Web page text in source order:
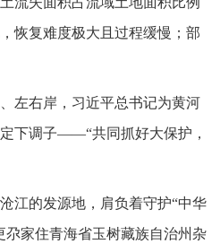
恢复难度极大且过程缓慢；部
左右岸，习近平总书记为黄河
下调子——“共同抓好大保护，
江的发源地，肩负着守护“中华
尕家住青海省玉树藏族自治州杂